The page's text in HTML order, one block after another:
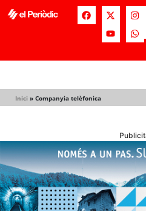
Inici » Companyia telèfonica